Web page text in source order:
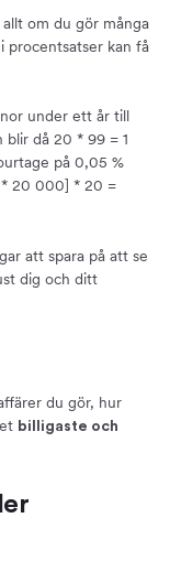
om du gör många
procentsatser kan få
under ett år till
då 20 * 99 = 1
på 0,05 %
* 20 000] * 20 =
att spara på att se
dig och ditt
du gör, hur
billigaste och